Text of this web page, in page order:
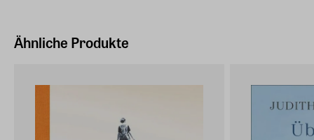
Ähnliche Produkte